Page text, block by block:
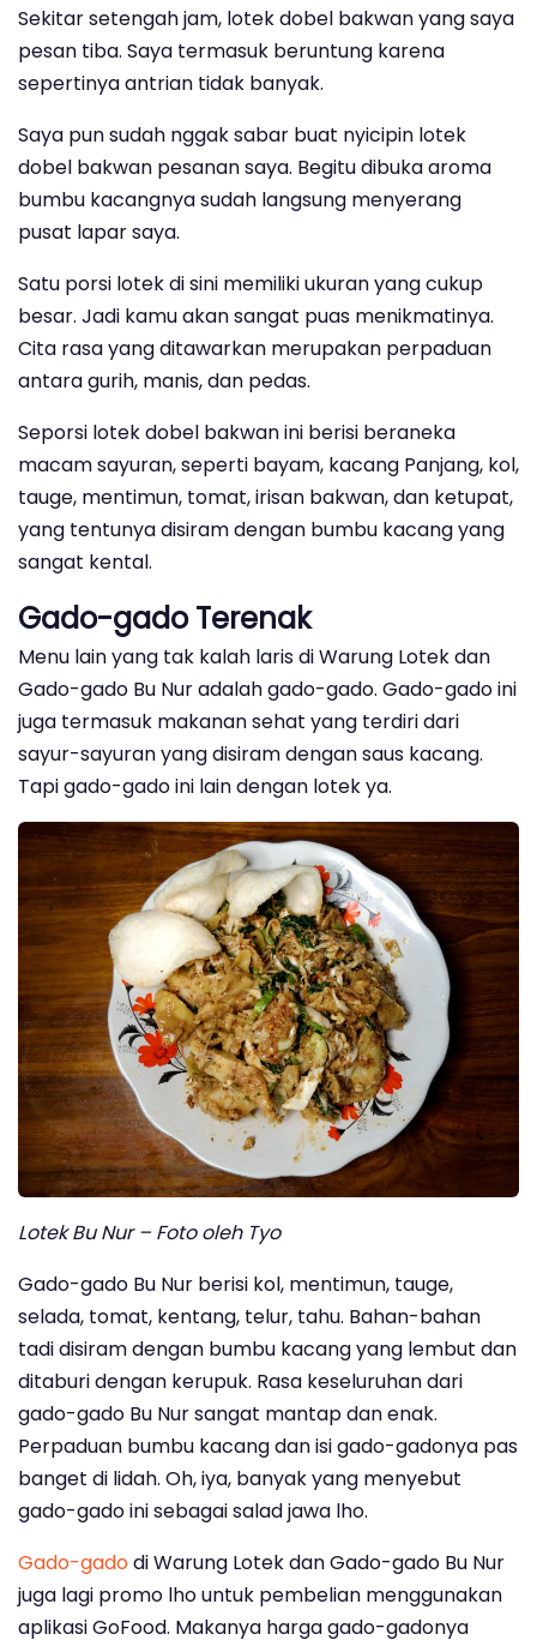
Sekitar setengah jam, lotek dobel bakwan yang saya
pesan tiba. Saya termasuk beruntung karena
sepertinya antrian tidak banyak.
Saya pun sudah nggak sabar buat nyicipin lotek
dobel bakwan pesanan saya. Begitu dibuka aroma
bumbu kacangnya sudah langsung menyerang
pusat lapar saya.
Satu porsi lotek di sini memiliki ukuran yang cukup
besar. Jadi kamu akan sangat puas menikmatinya.
Cita rasa yang ditawarkan merupakan perpaduan
antara gurih, manis, dan pedas.
Seporsi lotek dobel bakwan ini berisi beraneka
macam sayuran, seperti bayam, kacang Panjang, kol,
tauge, mentimun, tomat, irisan bakwan, dan ketupat,
yang tentunya disiram dengan bumbu kacang yang
sangat kental.
Gado-gado Terenak
Menu lain yang tak kalah laris di Warung Lotek dan
Gado-gado Bu Nur adalah gado-gado. Gado-gado ini
juga termasuk makanan sehat yang terdiri dari
sayur-sayuran yang disiram dengan saus kacang.
Tapi gado-gado ini lain dengan lotek ya.
Lotek Bu Nur – Foto oleh Tyo
Gado-gado Bu Nur berisi kol, mentimun, tauge,
selada, tomat, kentang, telur, tahu. Bahan-bahan
tadi disiram dengan bumbu kacang yang lembut dan
ditaburi dengan kerupuk. Rasa keseluruhan dari
gado-gado Bu Nur sangat mantap dan enak.
Perpaduan bumbu kacang dan isi gado-gadonya pas
banget di lidah. Oh, iya, banyak yang menyebut
gado-gado ini sebagai salad jawa lho.
Gado-gadodi Warung Lotek dan Gado-gado Bu Nur
juga lagi promo lho untuk pembelian menggunakan
aplikasi GoFood. Makanya harga gado-gadonya